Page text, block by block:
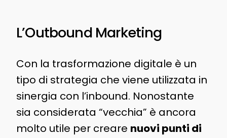
L’Outbound Marketing
Con la trasformazione digitale è un
tipo di strategia che viene utilizzata in
sinergia con l’inbound. Nonostante
sia considerata “vecchia” è ancora
molto utile per creare nuovi punti di